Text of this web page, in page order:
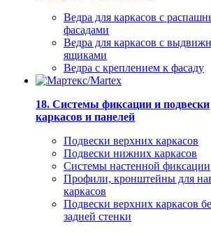
Ведра для каркасов с
фасадами
Ведра для каркасов с
ящиками
Ведра с креплением к фасаду
18. Системы фиксации и подвески
каркасов и панелей
Подвески верхних каркасов
Подвески нижних каркасов
Системы настенной фиксации
Профили, кронштейны для
каркасов
Подвески верхних каркасов
задней стенки